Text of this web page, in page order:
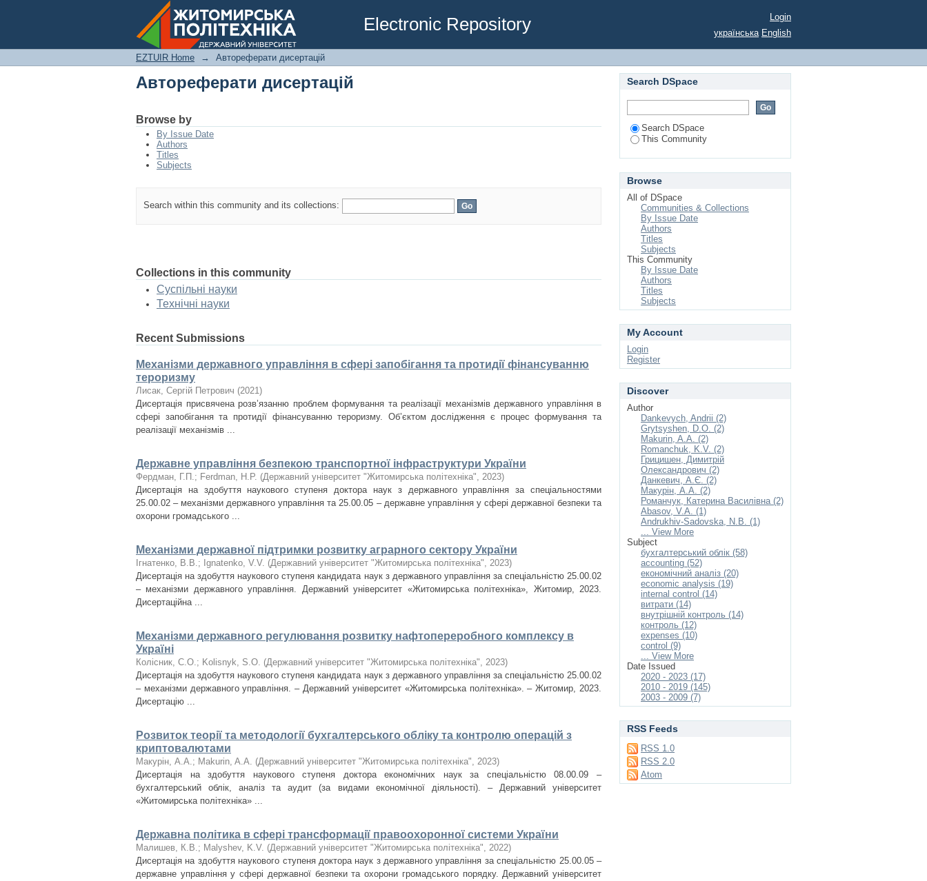
Electronic Repository
Автореферати дисертацій
Login
українська English
EZTUIR Home → Автореферати дисертацій
Автореферати дисертацій
Browse by
By Issue Date
Authors
Titles
Subjects
Search within this community and its collections:
Collections in this community
Суспільні науки
Технічні науки
Recent Submissions
Механізми державного управління в сфері запобігання та протидії фінансуванню
тероризму
Лисак, Сергій Петрович (2021)
Дисертація присвячена розв’язанню проблем формування та реалізації механізмів державного управління в
сфері запобігання та протидії фінансуванню тероризму. Об’єктом дослідження є процес формування та
реалізації механізмів ...
Державне управління безпекою транспортної інфраструктури України
Фердман, Г.П.; Ferdman, H.P. (Державний університет "Житомирська політехніка", 2023)
Дисертація на здобуття наукового ступеня доктора наук з державного управління за спеціальностями
25.00.02 – механізми державного управління та 25.00.05 – державне управління у сфері державної безпеки та
охорони громадського ...
Механізми державної підтримки розвитку аграрного сектору України
Ігнатенко, В.В.; Ignatenko, V.V. (Державний університет "Житомирська політехніка", 2023)
Дисертація на здобуття наукового ступеня кандидата наук з державного управління за спеціальністю 25.00.02
– механізми державного управління. Державний університет «Житомирська політехніка», Житомир, 2023.
Дисертаційна ...
Механізми державного регулювання розвитку нафтопереробного комплексу в
Україні
Колісник, С.О.; Kolisnyk, S.O. (Державний університет "Житомирська політехніка", 2023)
Дисертація на здобуття наукового ступеня кандидата наук з державного управління за спеціальністю 25.00.02
– механізми державного управління. – Державний університет «Житомирська політехніка». – Житомир, 2023.
Дисертацію ...
Розвиток теорії та методології бухгалтерського обліку та контролю операцій з
криптовалютами
Макурін, А.А.; Makurin, A.A. (Державний університет "Житомирська політехніка", 2023)
Дисертація на здобуття наукового ступеня доктора економічних наук за спеціальністю 08.00.09 –
бухгалтерський облік, аналіз та аудит (за видами економічної діяльності). – Державний університет
«Житомирська політехніка» ...
Державна політика в сфері трансформації правоохоронної системи України
Малишев, К.В.; Malyshev, K.V. (Державний університет "Житомирська політехніка", 2022)
Дисертація на здобуття наукового ступеня доктора наук з державного управління за спеціальністю 25.00.05 –
державне управління у сфері державної безпеки та охорони громадського порядку. Державний університет
Search DSpace
Search DSpace
This Community
Browse
All of DSpace
Communities & Collections
By Issue Date
Authors
Titles
Subjects
This Community
By Issue Date
Authors
Titles
Subjects
My Account
Login
Register
Discover
Author
Dankevych, Andrii (2)
Grytsyshen, D.O. (2)
Makurin, A.A. (2)
Romanchuk, K.V. (2)
Грицишен, Димитрій
Олександрович (2)
Данкевич, А.Є. (2)
Макурін, А.А. (2)
Романчук, Катерина Василівна (2)
Abasov, V.A. (1)
Andrukhiv-Sadovska, N.B. (1)
... View More
Subject
бухгалтерський облік (58)
accounting (52)
економічний аналіз (20)
economic analysis (19)
internal control (14)
витрати (14)
внутрішній контроль (14)
контроль (12)
expenses (10)
control (9)
... View More
Date Issued
2020 - 2023 (17)
2010 - 2019 (145)
2003 - 2009 (7)
RSS Feeds
RSS 1.0
RSS 2.0
Atom